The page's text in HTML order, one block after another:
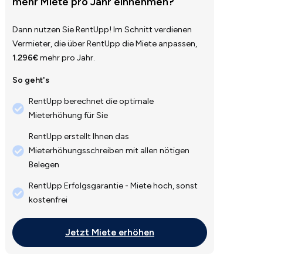
Dann nutzen Sie RentUpp! Im Schnitt verdienen
Vermieter, die über RentUpp die Miete anpassen,
1.296€mehr pro Jahr.
So geht's
RentUpp berechnet die optimale
Mieterhöhung für Sie
RentUpp erstellt Ihnen das
Mieterhöhungsschreiben mit allen nötigen
Belegen
RentUpp Erfolgsgarantie - Miete hoch, sonst
kostenfrei
Jetzt Miete erhöhen